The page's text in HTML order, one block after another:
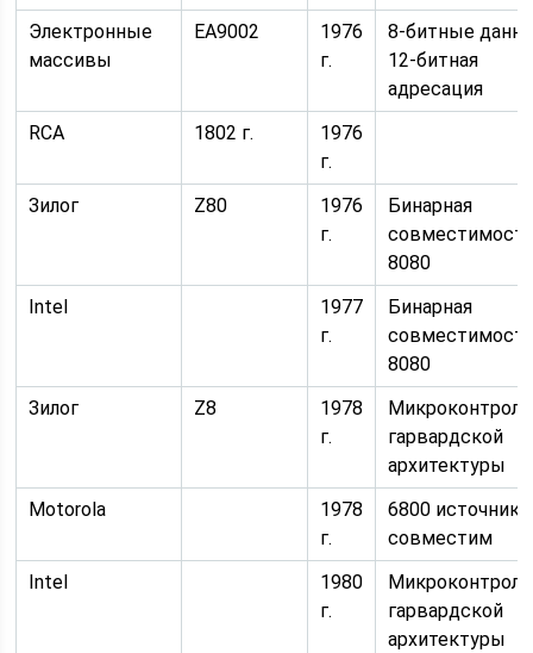
Электронные
массивы
EA9002
1976
г.
8-битные
12-битная
адресация
RCA
1802 г.
1976
г.
Зилог
Z80
1976
г.
Бинарная
8080
Intel
1977
г.
Бинарная
8080
Зилог
Z8
1978
г.
гарвардской
архитектуры
Motorola
1978
г.
6800 источник
совместим
Intel
1980
г.
гарвардской
архитектуры